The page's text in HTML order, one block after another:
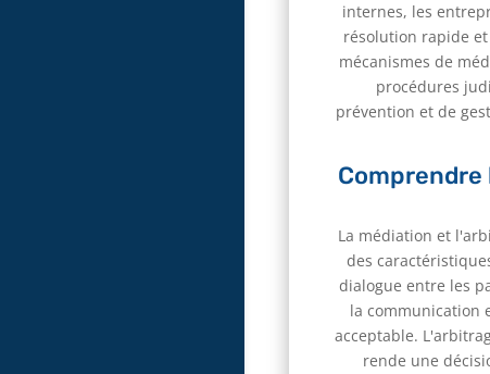
internes, les
résolution rapide
mécanismes de
procédures
prévention et de
La médiation et
des
dialogue entre les
la communication
acceptable.
rende une